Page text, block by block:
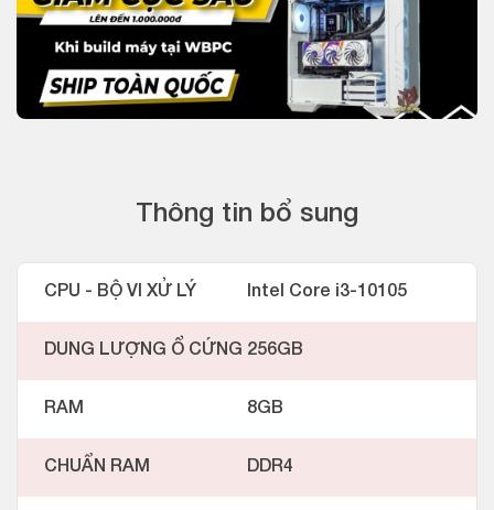
Thông tin bổ sung
CPU - BỘ VI XỬ LÝ Intel Core i3-10105
DUNG LƯỢNG Ổ CỨNG 256GB
RAM 8GB
CHUẨN RAM DDR4